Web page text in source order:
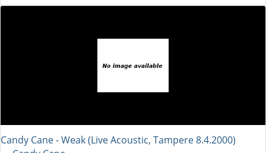
Candy Cane - Weak (Live Acoustic, Tampere 8.4.2000)